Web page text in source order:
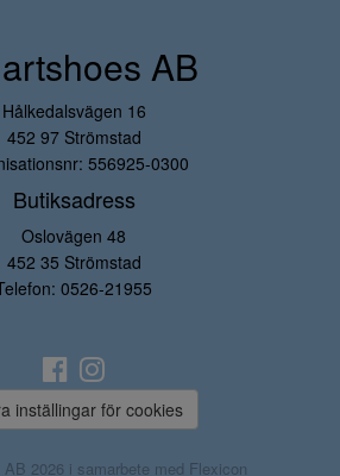
AB
Hålkedalsvägen 16
452 97 Strömstad
556925-0300
Butiksadress
Oslovägen 48
452 35 Strömstad
0526-21955
inställingar för cookies
2026 i samarbete med Flexicon